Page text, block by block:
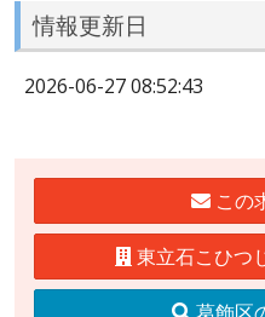
情報更新日
2026-06-27 08:52:43
この
東立石こひつ